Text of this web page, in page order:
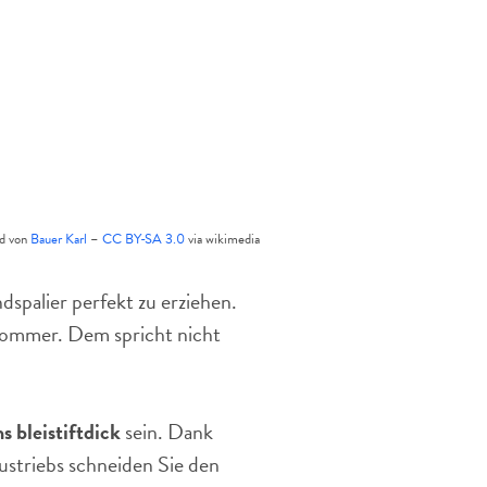
von Bauer Karl – CC BY-SA 3.0via wikimedia
perfekt zu erziehen.
Dem spricht nicht
bleistiftdicksein. Dank
schneiden Sie den